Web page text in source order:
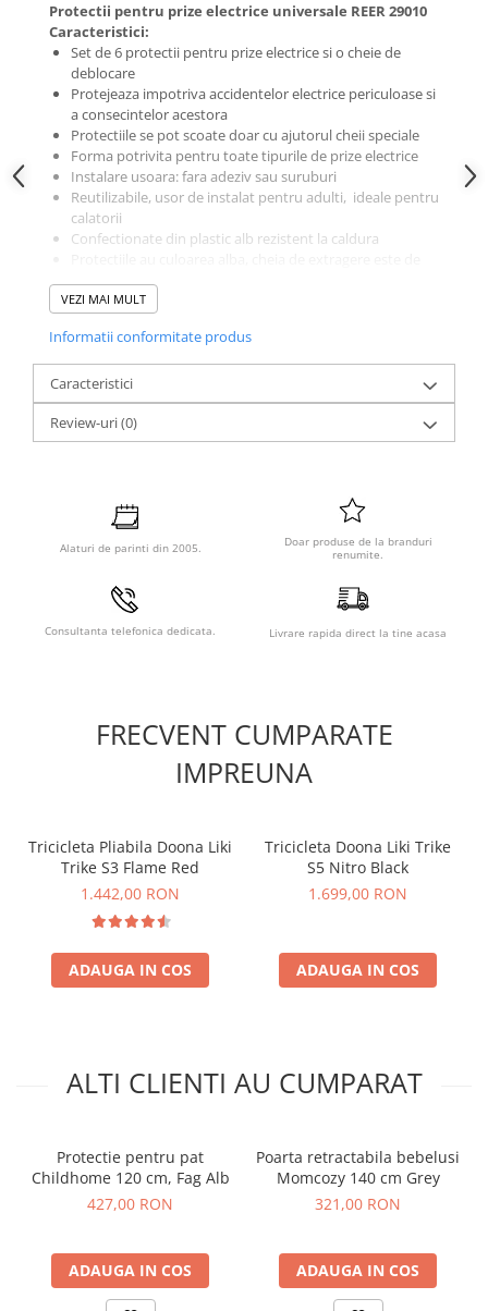
Protectii pentru prize electrice universale REER 29010
Caracteristici:
Set de 6 protectii pentru prize electrice si o cheie de
deblocare
Protejeaza impotriva accidentelor electrice periculoase si
a consecintelor acestora
Protectiile se pot scoate doar cu ajutorul cheii speciale
Forma potrivita pentru toate tipurile de prize electrice
Instalare usoara: fara adeziv sau suruburi
Reutilizabile, usor de instalat pentru adulti, ideale pentru
calatorii
Confectionate din plastic alb rezistent la caldura
culoare rosie
Varsta recomandata 6-24 luni
propus. A nu se utiliza in cazul in care observati defecte sau
cand cosntatati ca nu se potriveste corect in priza. NU
UTILIZATI CHEIA DE EXTRAGERE ROSIE CA PROTECTIE
PENTRU PRIZE SI TINETI-O DEPARTE DE COPII. Schema de
montare/demontare in interior. Acest produs nu este o
jucarie! A nu se lasa produsul la indemana copiilor.
VEZI MAI MULT
Informatii conformitate produs
Caracteristici
Review-uri(0)
Alaturi de parinti din 2005.
Doar produse de la branduri
renumite.
Consultanta telefonica dedicata. Livrare rapida direct la tine acasa
FRECVENT CUMPARATE
IMPREUNA
Tricicleta Pliabila Doona Liki
Trike S3 Flame Red
1.442,00 RON
ADAUGA IN COS
Tricicleta Doona Liki Trike
S5 Nitro Black
1.699,00 RON
ADAUGA IN COS
ALTI CLIENTI AU CUMPARAT
Protectie pentru pat
Childhome 120 cm, Fag Alb
427,00 RON
ADAUGA IN COS
Poarta retractabila bebelusi
Momcozy 140 cm Grey
321,00 RON
ADAUGA IN COS